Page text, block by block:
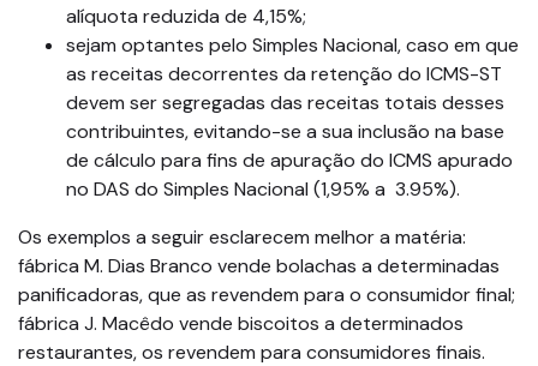
alíquota reduzida de 4,15%;
sejam optantes pelo Simples Nacional, caso em que
as receitas decorrentes da retenção do ICMS-ST
devem ser segregadas das receitas totais desses
contribuintes, evitando-se a sua inclusão na base
de cálculo para fins de apuração do ICMS apurado
no DAS do Simples Nacional (1,95% a 3.95%).
Os exemplos a seguir esclarecem melhor a matéria:
fábrica M. Dias Branco vende bolachas a determinadas
panificadoras, que as revendem para o consumidor final;
fábrica J. Macêdo vende biscoitos a determinados
restaurantes, os revendem para consumidores finais.